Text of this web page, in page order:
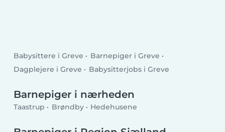
Babysittere i Greve
Barnepiger i Greve
Dagplejere i Greve
Babysitterjobs i Greve
Barnepiger i nærheden
Taastrup Brøndby Hedehusene